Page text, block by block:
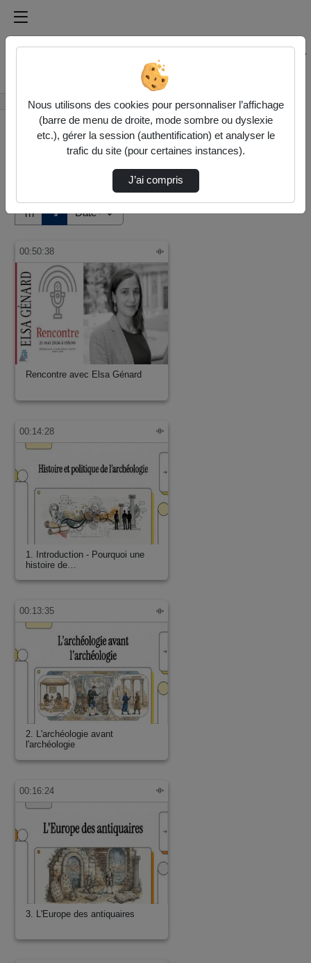
Médiathèque de l'université Paris
Rechercher un média sur Médiathèque de l'université
Accueil Vidéos
Tri ↘
00:50:38
Rencontre avec Elsa Génard
00:14:28
1. Introduction - Pourquoi une
histoire de…
00:13:35
2. L'archéologie avant
l'archéologie
00:16:24
3. L'Europe des antiquaires
Nous utilisons des cookies pour personnaliser l’affichage
(barre de menu de droite, mode sombre ou dyslexie
etc.), gérer la session (authentification) et analyser le
trafic du site (pour certaines instances).
J’ai compris